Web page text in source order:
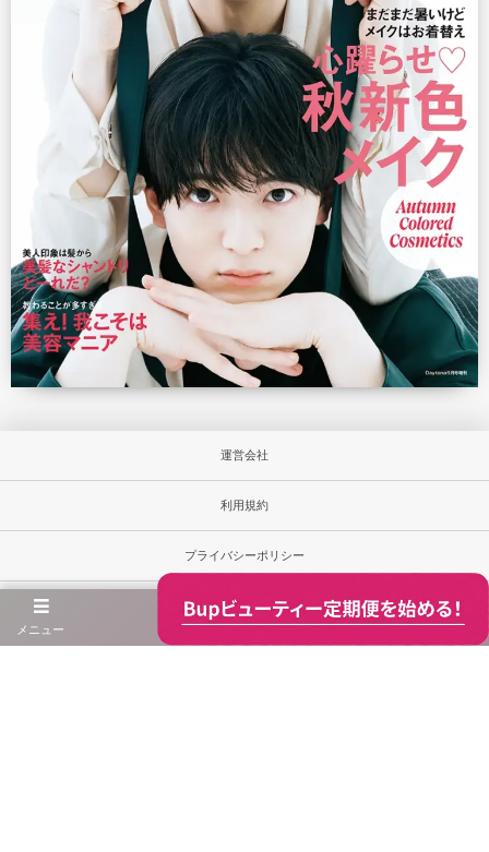
メニュー
運営会社
利用規約
プライバシーポリシー
お問合せ